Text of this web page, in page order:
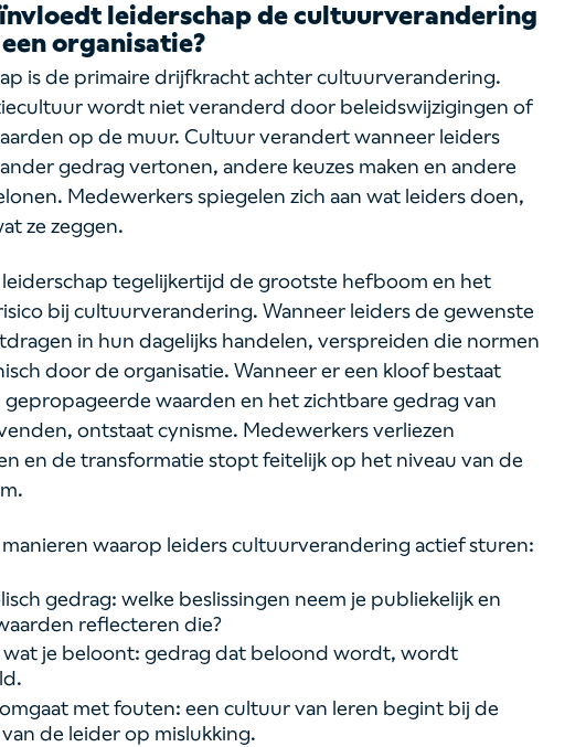
leiderschap de cultuurverandering
organisatie?
is de primaire drijfkracht achter cultuurverandering.
wordt niet veranderd door beleidswijzigingen of
op de muur. Cultuur verandert wanneer leiders
gedrag vertonen, andere keuzes maken en andere
Medewerkers spiegelen zich aan wat leiders doen,
ze zeggen.
leiderschap tegelijkertijd de grootste hefboom en het
bij cultuurverandering. Wanneer leiders de gewenste
in hun dagelijks handelen, verspreiden die normen
door de organisatie. Wanneer er een kloof bestaat
gepropageerde waarden en het zichtbare gedrag van
ontstaat cynisme. Medewerkers verliezen
en de transformatie stopt feitelijk op het niveau van de
waarop leiders cultuurverandering actief sturen:
gedrag: welke beslissingen neem je publiekelijk en
reflecteren die?
wat je beloont: gedrag dat beloond wordt, wordt
met fouten: een cultuur van leren begint bij de
de leider op mislukking.